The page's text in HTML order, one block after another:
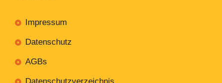
Impressum
Datenschutz
AGBs